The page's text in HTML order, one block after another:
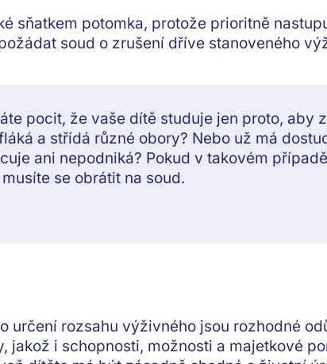
sňatkem potomka, protože prioritně
soud o zrušenídříve stanoveného
pocit, že vaše dítě studuje jen proto, aby
a střídá různé obory? Nebo už má
ani nepodniká? Pokud v takovém
musíte se obrátit na soud.
určení rozsahu výživného jsou rozhodné
, jakož i schopnosti, možnosti a majetkové